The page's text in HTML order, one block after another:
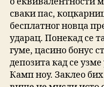
сваки пас,
бесплатног новца
ударац. Понекад се
гуме, цасино бонус
депозита кад се
Камп ноу. Заклео